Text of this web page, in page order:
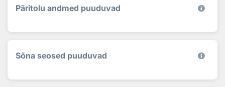
Päritolu andmed puuduvad
Sõna seosed puuduvad